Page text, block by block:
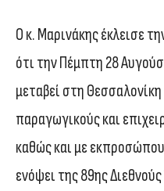
Ο κ. Μαρινάκης έκλεισε
ότι την Πέμπτη 28
μεταβεί στη
παραγωγικούς και
καθώς και με
ενόψει της 89ης